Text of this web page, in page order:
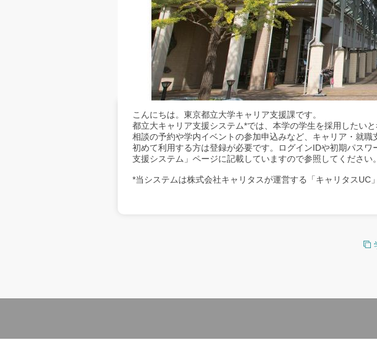
こんにちは。東京都立大学キャリア支援課です。
都立大キャリア支援システム*では、本学の学生を採用したい
相談の予約や学内イベントの参加申込みなど、キャリア・就職
初めて利用する方は登録が必要です。ログインIDや初期パス
支援システム」ページに記載していますので参照してください。
*当システムは株式会社キャリタスが運営する「キャリタスUC